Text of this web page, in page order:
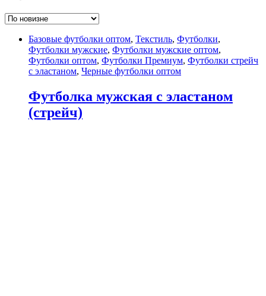
Базовые футболки оптом, Текстиль, Футболки,
Футболки мужские, Футболки мужские оптом,
Футболки оптом, Футболки Премиум, Футболки стрейч
с эластаном, Черные футболки оптом
Футболка мужская с эластаном
(стрейч)